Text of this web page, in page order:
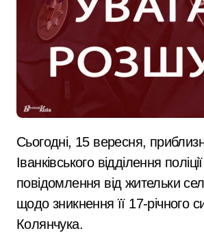
Сьогодні, 15 вересня, приблизно о 11:30 до
Іванківського відділення
повідомлення від жительки
щодо зникнення її 17-річного
Колянчука.